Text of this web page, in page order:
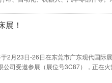
展！
2月23日-26日在东莞市广东现代国际
司受邀参展（展位号3C87），正在火